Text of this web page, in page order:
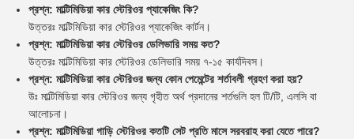
প্রশ্ন: মাল্টিমিডিয়া কার স্টেরিওর প্যাকেজিং কি?
উত্তরঃ মাল্টিমিডিয়া কার স্টেরিওর প্যাকেজিং কার্টন।
প্রশ্ন: মাল্টিমিডিয়া কার স্টেরিওর ডেলিভারি সময় কত?
উত্তরঃ মাল্টিমিডিয়া কার স্টেরিওর ডেলিভারি সময় ৭-১৫ কার্যদিবস।
প্রশ্ন: মাল্টিমিডিয়া কার স্টেরিওর জন্য কোন পেমেন্টের শর্তাবলী গ্রহণ করা হয়?
উঃ মাল্টিমিডিয়া কার স্টেরিওর জন্য গৃহীত অর্থ প্রদানের শর্তগুলি হল টি/টি, এলসি বা
আলোচনা।
প্রশ্ন: মাল্টিমিডিয়া গাড়ি স্টেরিওর কতটি সেট প্রতি মাসে সরবরাহ করা যেতে পারে?